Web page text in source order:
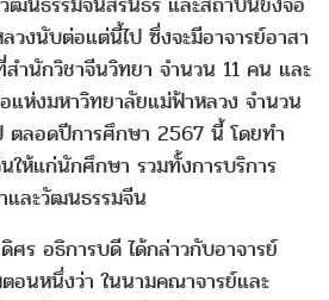
วงนับต่อแต่นี้ไป ซึ่งจะมีอาจารย์อาสา
ำนักวิชาจีนวิทยา จำนวน 11 คน และ
ห่งมหาวิทยาลัยแม่ฟ้าหลวง จำนวน
ตลอดปีการศึกษา 2567 นี้ โดยทำ
ให้แก่นักศึกษา รวมทั้งการบริการ
และวัฒนธรรมจีน
ร อธิการบดี ได้กล่าวกับอาจารย์
อนหนึ่งว่า ในนามคณาจารย์และ